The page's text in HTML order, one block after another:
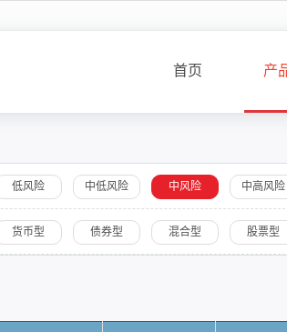
首页 产
低风险 中低风险 中风险 中高风险
货币型 债券型 混合型 股票型